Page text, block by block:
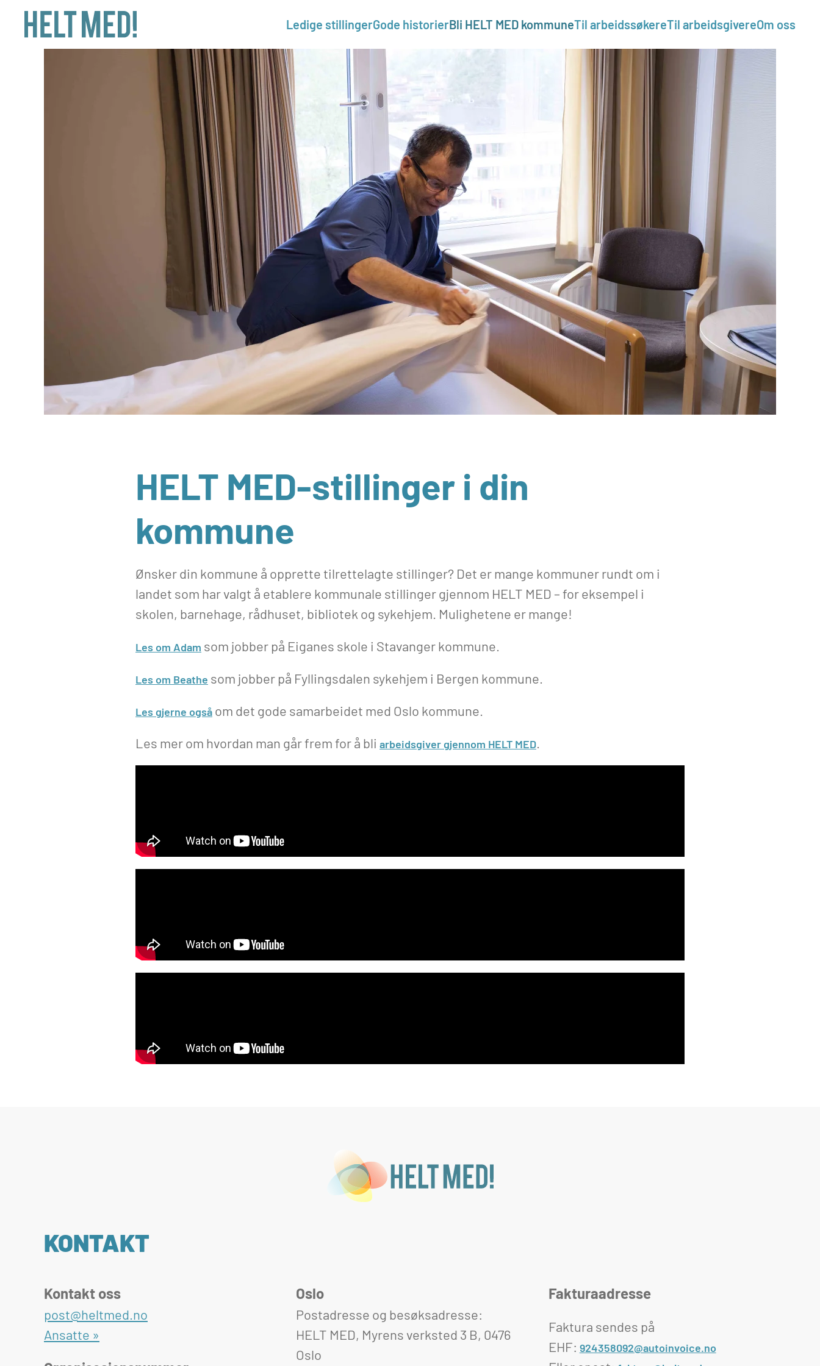
Skip to main content
Ledige stillingerGode historierBli HELT MED kommuneTil arbeidssøkereTil arbeidsgivereOm oss
HELT MED-stillinger i din
kommune
Ønsker din kommune å opprette tilrettelagte stillinger? Det er mange kommuner rundt om i
landet som har valgt å etablere kommunale stillinger gjennom HELT MED – for eksempel i
skolen, barnehage, rådhuset, bibliotek og sykehjem. Mulighetene er mange!
Les om Adam som jobber på Eiganes skole i Stavanger kommune.
Les om Beathe som jobber på Fyllingsdalen sykehjem i Bergen kommune.
Les gjerne også om det gode samarbeidet med Oslo kommune.
Les mer om hvordan man går frem for å bli arbeidsgiver gjennom HELT MED
KONTAKT
Kontakt oss
post@heltmed.no
Ansatte »
Oslo
Postadresse og besøksadresse:
HELT MED, Myrens verksted 3 B, 0476
Oslo
Fakturaadresse
Faktura sendes på
EHF: 924358092@autoinvoice.no